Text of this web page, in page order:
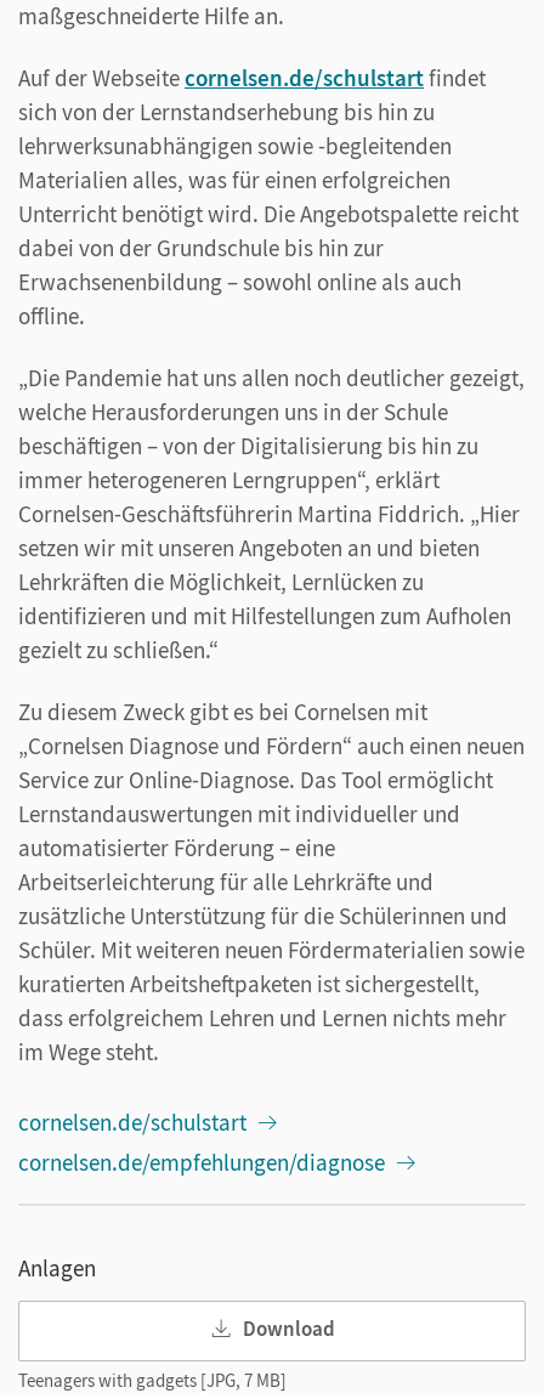
maßgeschneiderte Hilfe an.
Auf der Webseitecornelsen.de/schulstartfindet
sich von der Lernstandserhebung bis hin zu
lehrwerksunabhängigen sowie -begleitenden
Materialien alles, was für einen erfolgreichen
Unterricht benötigt wird. Die Angebotspalette reicht
dabei von der Grundschule bis hin zur
Erwachsenenbildung – sowohl online als auch
offline.
„Die Pandemie hat uns allen noch deutlicher gezeigt,
welche Herausforderungen uns in der Schule
beschäftigen – von der Digitalisierung bis hin zu
immer heterogeneren Lerngruppen“, erklärt
Cornelsen-Geschäftsführerin Martina Fiddrich. „Hier
setzen wir mit unseren Angeboten an und bieten
Lehrkräften die Möglichkeit, Lernlücken zu
identifizieren und mit Hilfestellungen zum Aufholen
gezielt zu schließen.“
Zu diesem Zweck gibt es bei Cornelsen mit
„Cornelsen Diagnose und Fördern“ auch einen neuen
Service zur Online-Diagnose. Das Tool ermöglicht
Lernstandauswertungen mit individueller und
automatisierter Förderung – eine
Arbeitserleichterung für alle Lehrkräfte und
zusätzliche Unterstützung für die Schülerinnen und
Schüler. Mit weiteren neuen Fördermaterialien sowie
kuratierten Arbeitsheftpaketen ist sichergestellt,
dass erfolgreichem Lehren und Lernen nichts mehr
im Wege steht.
cornelsen.de/schulstart
cornelsen.de/empfehlungen/diagnose
Anlagen
Download
Teenagers with gadgets [JPG, 7 MB]